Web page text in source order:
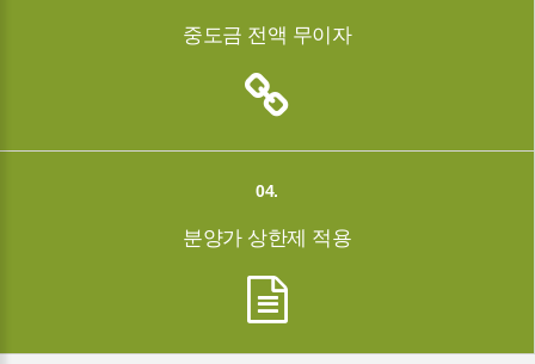
중도금 전액 무이자
04.
분양가 상한제 적용